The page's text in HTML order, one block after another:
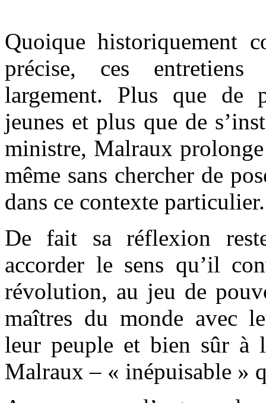
Quoique historiquement
précise, ces
largement. Plus que de
jeunes et plus que de
ministre, Malraux
même sans chercher de
dans ce contexte particulier.
De fait sa réflexion
accorder le sens qu’il
révolution, au jeu de
maîtres du monde avec
leur peuple et bien sûr
Malraux – « inépuisable »